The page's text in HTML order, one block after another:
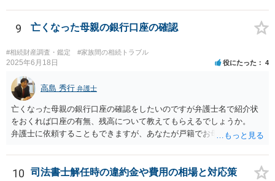
9 亡くなった母親の銀行口座の確認
#相続財産調査・鑑定 #家族間の相続トラブル
2025年6月18日 役にたった 4
高島 秀行 弁護士
亡くなった母親の銀行口座の確認をしたいのですが弁護士名で紹介状
をおくれば口座の有無、残高について教えてもらえるでしょうか。
弁護士に依頼することもできますが、あなたが戸籍でお母さんの相続
高は教えてくれると思います。 自分ではよくわからないということ
であれば、弁護士に相談し依頼されたら良いと思います。
10
司法書士解任時の違約金や費用の相場と対応策